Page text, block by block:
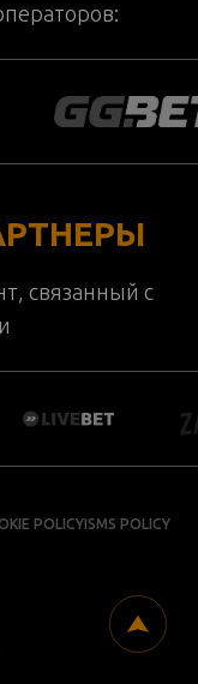
связанный с
POLICYISMS POLICY